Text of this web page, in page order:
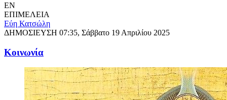
EN
ΕΠΙΜΕΛΕΙΑ
Εύη Κατσώλη
ΔΗΜΟΣΙΕΥΣΗ 07:35, Σάββατο 19 Απριλίου 2025
Κοινωνία